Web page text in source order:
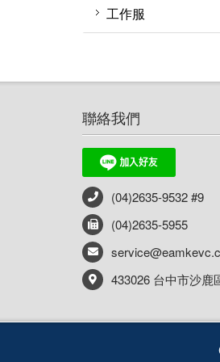
烤架
手機或對講機防水袋
哨 求生用具 急救用具
指北針
快乾毛巾
扣具
腰帶
保暖手套
工作服
衣服
褲子
帽子
聯絡我們
(04)2635-9532 #9
(04)2635-5955
433026 台中市沙鹿